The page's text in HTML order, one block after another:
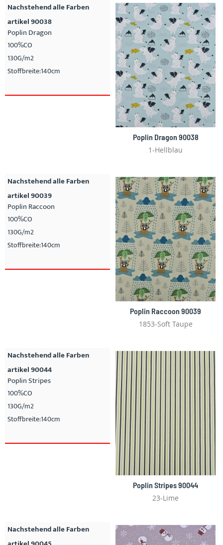
Nachstehend alle Farben
artikel 90038
Poplin Dragon
100%CO
130G/m2
Stoffbreite:140cm
Poplin Dragon 90038
1-Hellblau
Nachstehend alle Farben
artikel 90039
Poplin Raccoon
100%CO
130G/m2
Stoffbreite:140cm
Poplin Raccoon 90039
1853-Soft Taupe
Nachstehend alle Farben
artikel 90044
Poplin Stripes
100%CO
130G/m2
Stoffbreite:140cm
Poplin Stripes 90044
23-Lime
Nachstehend alle Farben